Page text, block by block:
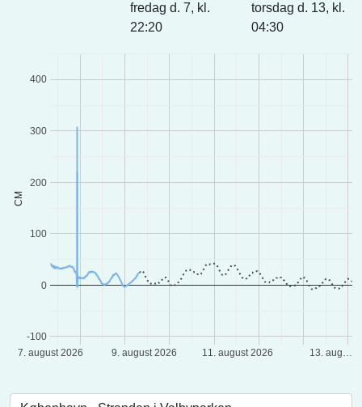
fredag d. 7, kl.
22:20
torsdag d. 13, kl.
04:30
7. august 2026 9. august 2026 11. august 2026 13. aug…
-100
0
100
200
300
400
CM